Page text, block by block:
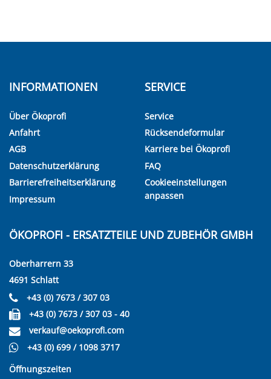
INFORMATIONEN
Über Ökoprofi
Anfahrt
AGB
Datenschutzerklärung
Barrierefreiheitserklärung
Impressum
SERVICE
Service
Rücksendeformular
Karriere bei Ökoprofi
FAQ
Cookieeinstellungen
anpassen
ÖKOPROFI - ERSATZTEILE UND ZUBEHÖR GMBH
Oberharrern 33
4691 Schlatt
+43 (0) 7673 / 307 03
+43 (0) 7673 / 307 03 - 40
verkauf@oekoprofi.com
+43 (0) 699 / 1098 3717
Öffnungszeiten